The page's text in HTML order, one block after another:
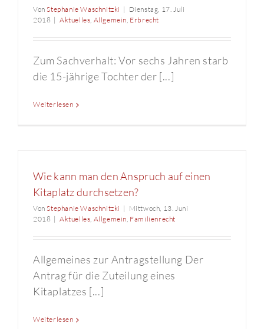
VonStephanie Waschnitzki | Dienstag, 17. Juli
2018 | Aktuelles, Allgemein, Erbrecht
Zum Sachverhalt: Vor sechs Jahren starb
die 15-jährige Tochter der [...]
Weiterlesen
Wie kann man den Anspruch auf einen
Kitaplatz durchsetzen?
VonStephanie Waschnitzki | Mittwoch, 13. Juni
2018 | Aktuelles, Allgemein, Familienrecht
Allgemeines zur Antragstellung Der
Antrag für die Zuteilung eines
Kitaplatzes [...]
Weiterlesen